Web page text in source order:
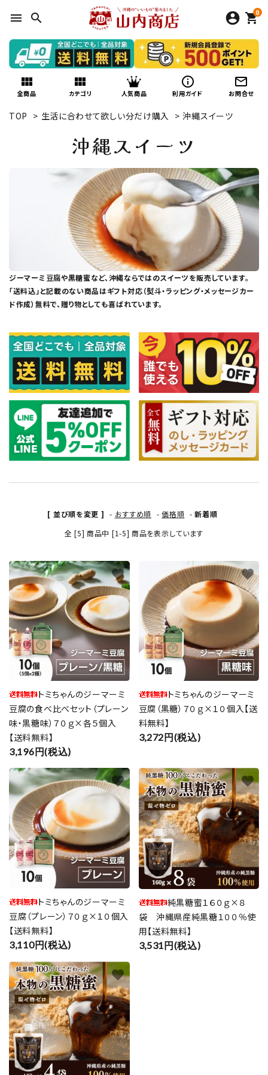
menu search 0
shopping_cart
view_module
全商品
view_module
カテゴリ 人気商品
info_outline
利用ガイド
mail_outline
お問合せ
TOP > 生活に合わせて欲しい分だけ購入 > 沖縄スイーツ
沖縄スイーツ
ジーマーミ豆腐や黒糖蜜など、沖縄ならではのスイーツを販売しています。
「送料込」と記載のない商品はギフト対応（熨斗・ラッピング・メッセージカー
ド作成）無料で、贈り物としても喜ばれています。
[ 並び順を変更 ] - おすすめ順 -価格順 -新着順
全 [5] 商品中 [1-5] 商品を表示しています
トミちゃんのジーマーミ
豆腐の食べ比べセット（プレーン
味・黒糖味）７０ｇ×各５個入
【送料無料】
3,196円(税込)
favorite
トミちゃんのジーマーミ
豆腐（黒糖）７０ｇ×１０個入【送
料無料】
3,272円(税込)
favorite
トミちゃんのジーマーミ
豆腐（プレーン）７０ｇ×１０個入
【送料無料】
3,110円(税込)
favorite
純黒糖蜜１６０ｇ×８
袋 沖縄県産純黒糖１００％使
用【送料無料】
3,531円(税込)
favorite
favorite